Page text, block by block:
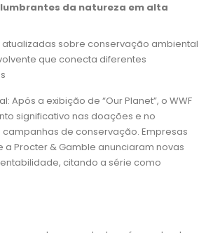
da natureza em alta
sobre conservação ambiental
que conecta diferentes
Após a exibição de “Our Planet”, o WWF
significativo nas doações e no
de conservação. Empresas
a Procter & Gamble anunciaram novas
citando a série como